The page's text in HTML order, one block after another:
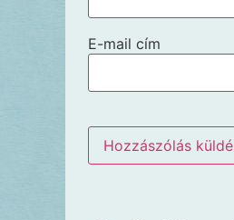
E-mail cím